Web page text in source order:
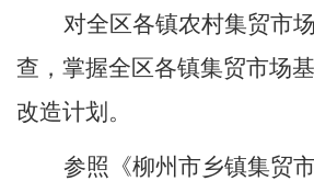
对全区各镇农村集贸市
查，掌握全区各镇集贸市场
改造计划。
参照 《柳州市乡镇集贸